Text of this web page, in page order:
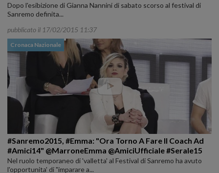
Dopo l'esibizione di Gianna Nannini di sabato scorso al festival di
Sanremo definita...
pubblicato il 17/02/2015 11:37
Cronaca Nazionale
#Sanremo2015, #Emma: "Ora Torno A Fare Il Coach Ad
#Amici14" @MarroneEmma @AmiciUfficiale #Serale15
Nel ruolo temporaneo di 'valletta' al Festival di Sanremo ha avuto
l'opportunita' di "imparare a...